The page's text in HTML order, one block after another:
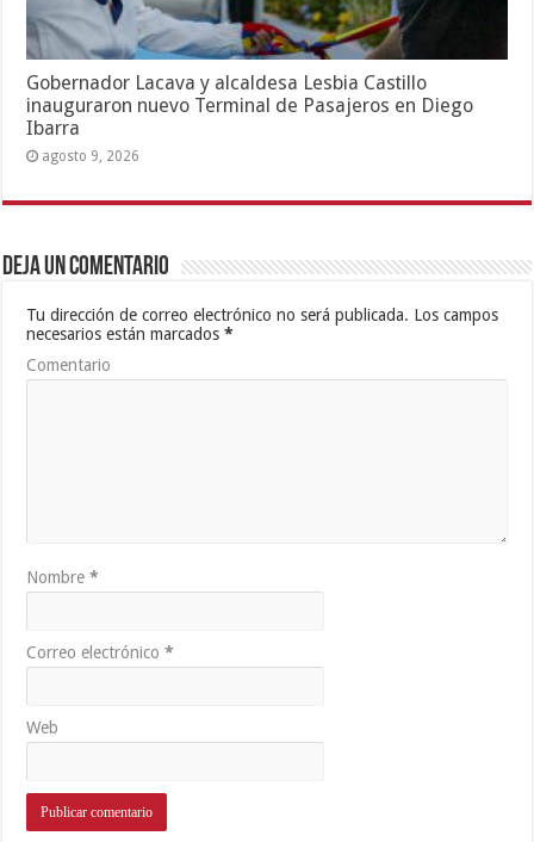
Gobernador Lacava y alcaldesa Lesbia Castillo
inauguraron nuevo Terminal de Pasajeros en Diego
Ibarra
agosto 9, 2026
Deja un comentario
Tu dirección de correo electrónico no será publicada. Los campos
necesarios están marcados*
Comentario
Nombre*
Correo electrónico*
Web